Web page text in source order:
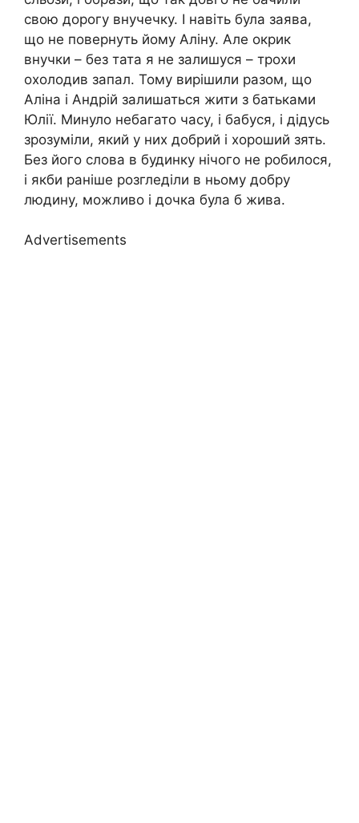
свою дорогу внучечку. І навіть була заява,
що не повернуть йому Аліну. Але окрик
внучки – без тата я не залишуся – трохи
охолодив запал. Тому вирішили разом, що
Аліна і Андрій залишаться жити з батьками
Юлії. Минуло небагато часу, і бабуся, і дідусь
зрозуміли, який у них добрий і хороший зять.
Без його слова в будинку нічого не робилося,
і якби раніше розгледіли в ньому добру
людину, можливо і дочка була б жива.
Advertisements